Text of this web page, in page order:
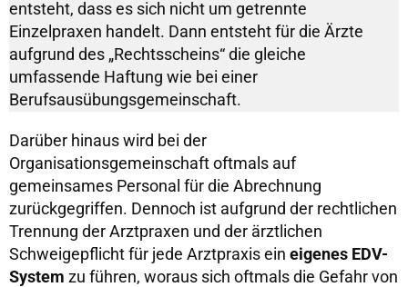
entsteht, dass es sich nicht um getrennte
Einzelpraxen handelt. Dann entsteht für die Ärzte
aufgrund des „Rechtsscheins“ die gleiche
umfassende Haftung wie bei einer
Berufsausübungsgemeinschaft.
Darüber hinaus wird bei der
Organisationsgemeinschaft oftmals auf
gemeinsames Personal für die Abrechnung
zurückgegriffen. Dennoch ist aufgrund der rechtlichen
Trennung der Arztpraxen und der ärztlichen
Schweigepflicht für jede Arztpraxis ein eigenes EDV-
System zu führen, woraus sich oftmals die Gefahr von